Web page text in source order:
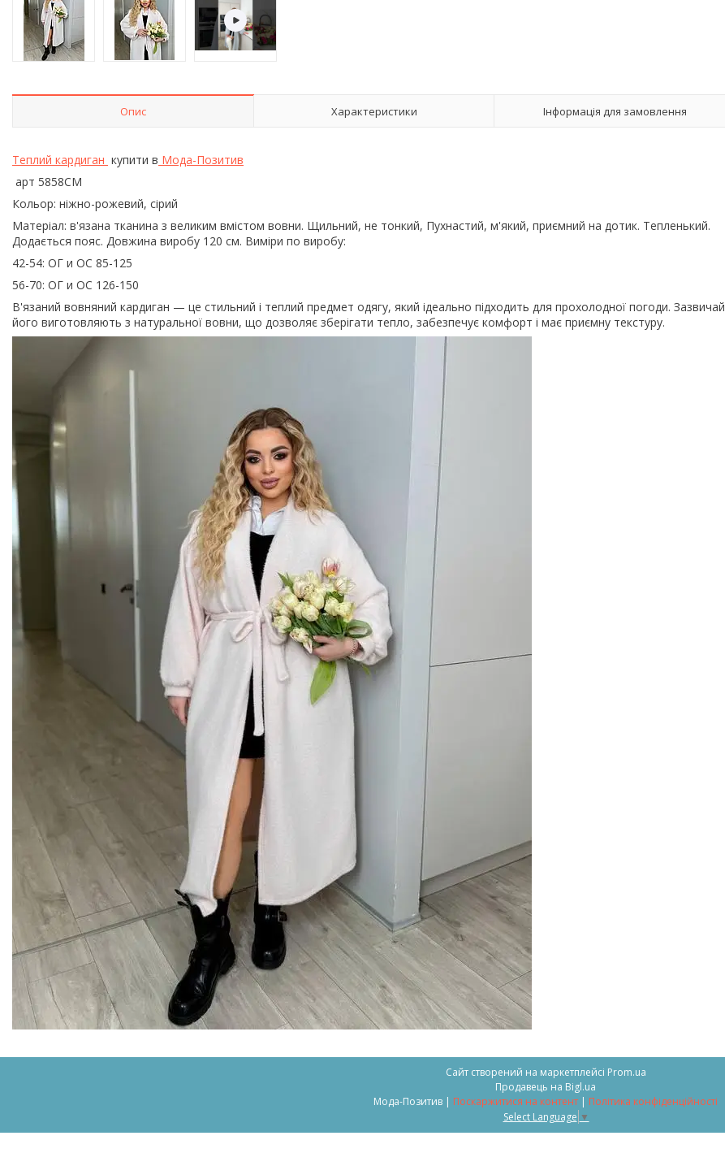
Опис Характеристики Інформація для замовлення
Теплий кардиган купити в Мода-Позитив
арт 5858СМ
Кольор: ніжно-рожевий, сірий
Матеріал: в'язана тканина з великим вмістом вовни. Щильний, не тонкий, Пухнастий, м'який, приємний на дотик. Тепленький.
Додається пояс. Довжина виробу 120 см. Виміри по виробу:
42-54: ОГ и ОС 85-125
56-70: ОГ и ОС 126-150
В'язаний вовняний кардиган — це стильний і теплий предмет одягу, який ідеально підходить для прохолодної погоди. Зазвичай
його виготовляють з натуральної вовни, що дозволяє зберігати тепло, забезпечує комфорт і має приємну текстуру.
Сайт створений на маркетплейсі Prom.ua
Продавець на Bigl.ua
Мода-Позитив | Поскаржитися на контент | Політика конфіденційності
Select Language ▼